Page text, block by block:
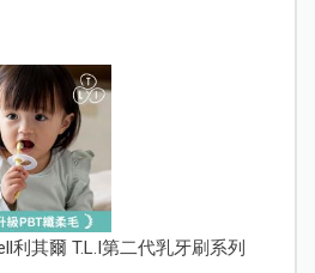
利其爾 T.L.I第二代乳牙刷系列